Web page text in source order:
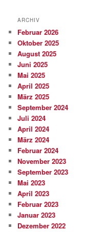
ARCHIV
Februar 2026
Oktober 2025
August 2025
Juni 2025
Mai 2025
April 2025
März 2025
September 2024
Juli 2024
April 2024
März 2024
Februar 2024
November 2023
September 2023
Mai 2023
April 2023
Februar 2023
Januar 2023
Dezember 2022